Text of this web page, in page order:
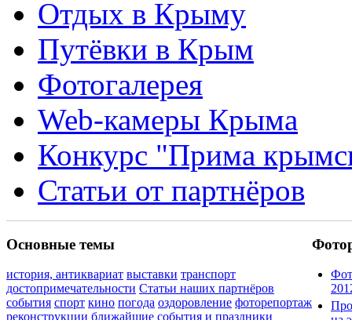
Отдых в Крыму
Путёвки в Крым
Фотогалерея
Web-камеры Крыма
Конкурс "Прима
Статьи от партнёров
Основные темы
история, антиквариат выставки транспорт
достопримечательности Статьи наших партнёров
события спорт кино погода оздоровление фоторепортаж
реконструкции ближайшие события и праздники